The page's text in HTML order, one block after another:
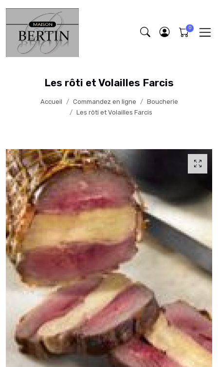
Les rôti et Volailles Farcis
Accueil Commandez en ligne
Boucherie
Les rôti et Volailles Farcis